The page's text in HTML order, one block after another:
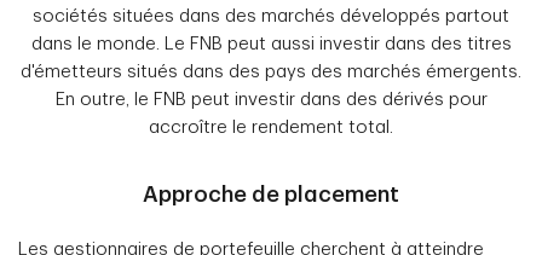
sociétés situées dans des marchés développés partout
dans le monde. Le FNB peut aussi investir dans des titres
d'émetteurs situés dans des pays des marchés émergents.
En outre, le FNB peut investir dans des dérivés pour
accroître le rendement total.
Approche de placement
Les gestionnaires de portefeuille cherchent à atteindre